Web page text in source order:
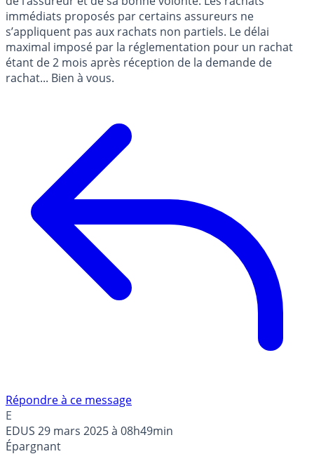
immédiats proposés par certains assureurs ne
s’appliquent pas aux rachats non partiels. Le délai
maximal imposé par la réglementation pour un rachat
étant de 2 mois après réception de la demande de
rachat... Bien à vous.
Répondre à ce message
E
EDUS 29 mars 2025 à 08h49min
Épargnant